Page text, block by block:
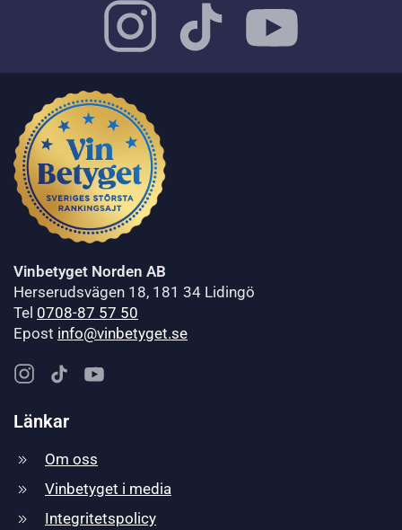
Vinbetyget Norden AB
Herserudsvägen 18, 181 34 Lidingö
Tel 0708-87 57 50
Epost info@vinbetyget.se
Länkar
Om oss
Vinbetyget i media
Integritetspolicy